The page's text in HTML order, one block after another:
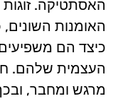
האסתטיקה.
האומנות השונים,
כיצד הם
העצמית שלהם.
מרגש ומחבר,